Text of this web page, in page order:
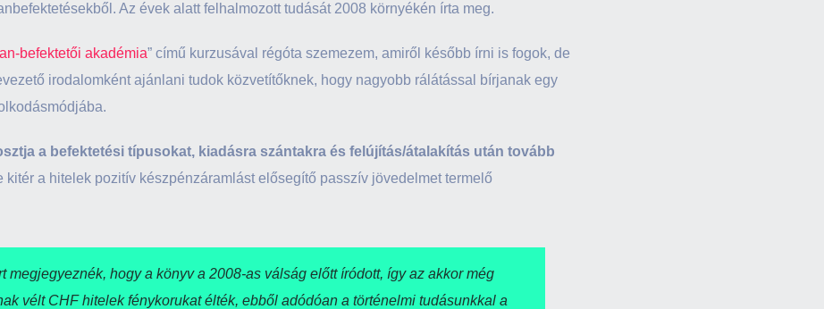
Az évek alatt felhalmozott tudását 2008 környékén írta meg.
befektetői akadémia” című kurzusával régóta szemezem, amiről később írni is fogok, de
irodalomként ajánlani tudok közvetítőknek, hogy nagyobb rálátással bírjanak egy
a befektetési típusokat, kiadásra szántakra és felújítás/átalakítás után tovább
kitér a hitelek pozitív készpénzáramlást elősegítő passzív jövedelmet termelő
megjegyeznék, hogy a könyv a 2008-as válság előtt íródott, így az akkor még
vélt CHF hitelek fénykorukat élték, ebből adódóan a történelmi tudásunkkal a